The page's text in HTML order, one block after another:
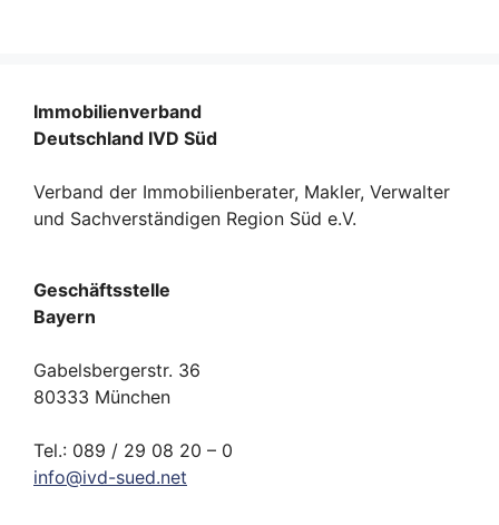
Immobilienverband
Deutschland IVD Süd
Verband der Immobilienberater, Makler, Verwalter
und Sachverständigen Region Süd e.V.
Geschäftsstelle
Bayern
Gabelsbergerstr. 36
80333 München
Tel.: 089 / 29 08 20 – 0
info@ivd-sued.net